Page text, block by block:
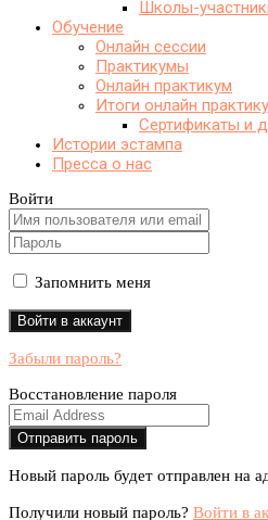
Школы-
Обучение
Онлайн сессии
Практикумы
Онлайн практикум
Итоги онлайн
Сертификаты и
Истории эстампа
Пресса о нас
Войти
Запомнить меня
Забыли пароль?
Восстановление пароля
Новый пароль будет отправлен на
Получили новый пароль? Войти в